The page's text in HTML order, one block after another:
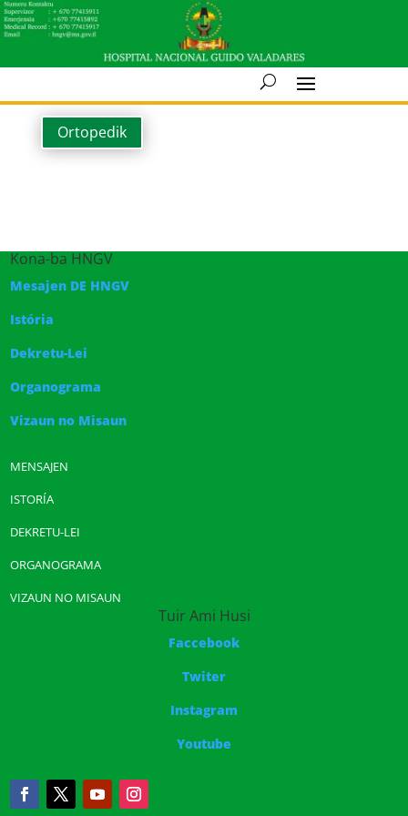
Ortopedik
Kona-ba HNGV
Mesajen DE HNGV
Istória
Dekretu-Lei
Organograma
Vizaun no Misaun
MENSAJEN
ISTORÍA
DEKRETU-LEI
ORGANOGRAMA
VIZAUN NO MISAUN
Tuir Ami Husi
Faccebook
Twiter
Instagram
Youtube